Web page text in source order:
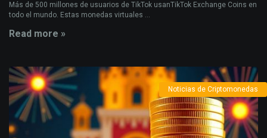
Más de 500 millones de usuarios de TikTok usanTikTok Exchange Coins en
todo el mundo. Estas monedas virtuales ...
Read more »
Noticias de Criptomonedas